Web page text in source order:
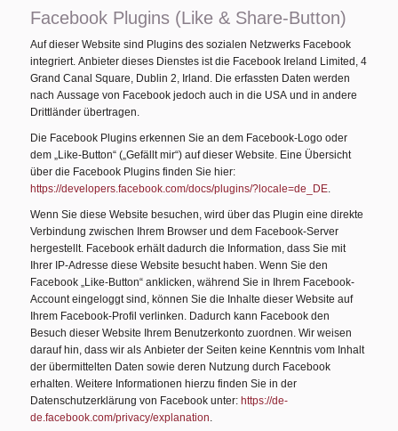
Facebook Plugins (Like & Share-Button)
Auf dieser Website sind Plugins des sozialen Netzwerks Facebook
integriert. Anbieter dieses Dienstes ist die Facebook Ireland Limited, 4
Grand Canal Square, Dublin 2, Irland. Die erfassten Daten werden
nach Aussage von Facebook jedoch auch in die USA und in andere
Drittländer übertragen.
Die Facebook Plugins erkennen Sie an dem Facebook-Logo oder
dem „Like-Button“ („Gefällt mir“) auf dieser Website. Eine Übersicht
über die Facebook Plugins finden Sie hier:
https://developers.facebook.com/docs/plugins/?locale=de_DE.
Wenn Sie diese Website besuchen, wird über das Plugin eine direkte
Verbindung zwischen Ihrem Browser und dem Facebook-Server
hergestellt. Facebook erhält dadurch die Information, dass Sie mit
Ihrer IP-Adresse diese Website besucht haben. Wenn Sie den
Facebook „Like-Button“ anklicken, während Sie in Ihrem Facebook-
Account eingeloggt sind, können Sie die Inhalte dieser Website auf
Ihrem Facebook-Profil verlinken. Dadurch kann Facebook den
Besuch dieser Website Ihrem Benutzerkonto zuordnen. Wir weisen
darauf hin, dass wir als Anbieter der Seiten keine Kenntnis vom Inhalt
der übermittelten Daten sowie deren Nutzung durch Facebook
erhalten. Weitere Informationen hierzu finden Sie in der
Datenschutzerklärung von Facebook unter: https://de-
de.facebook.com/privacy/explanation.